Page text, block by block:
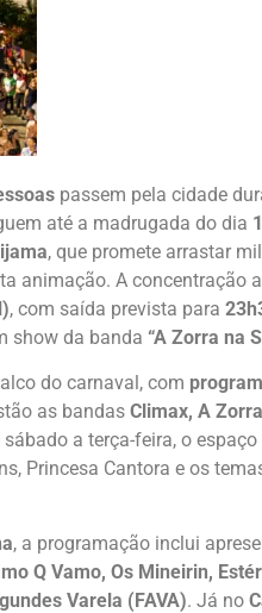
passem pela cidade
até a madrugada do dia
, que promete arrastar
animação. A concentração
, com saída prevista para
show da banda “A Zorra na
do carnaval, com
as bandas Climax, A
sábado a terça-feira, o
Princesa Cantora e os
, a programação inclui
Q Vamo, Os Mineirin,
Varela (FAVA). Já no